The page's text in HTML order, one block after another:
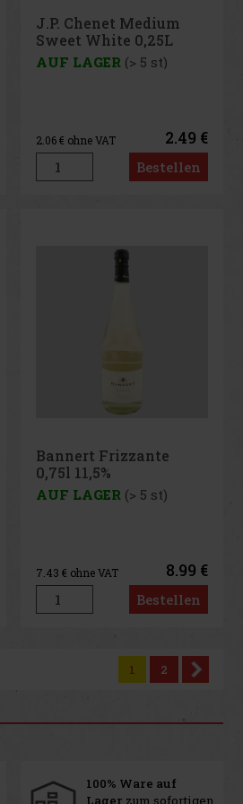
J.P. Chenet Medium
Sweet White 0,25L
11,5%
AUF LAGER (> 5 st)
2.06€ ohne VAT 2.49 €
Bestellen
Bannert Frizzante
0,75l 11,5%
AUF LAGER (> 5 st)
7.43€ ohne VAT 8.99 €
Bestellen
1 2
100% Ware auf